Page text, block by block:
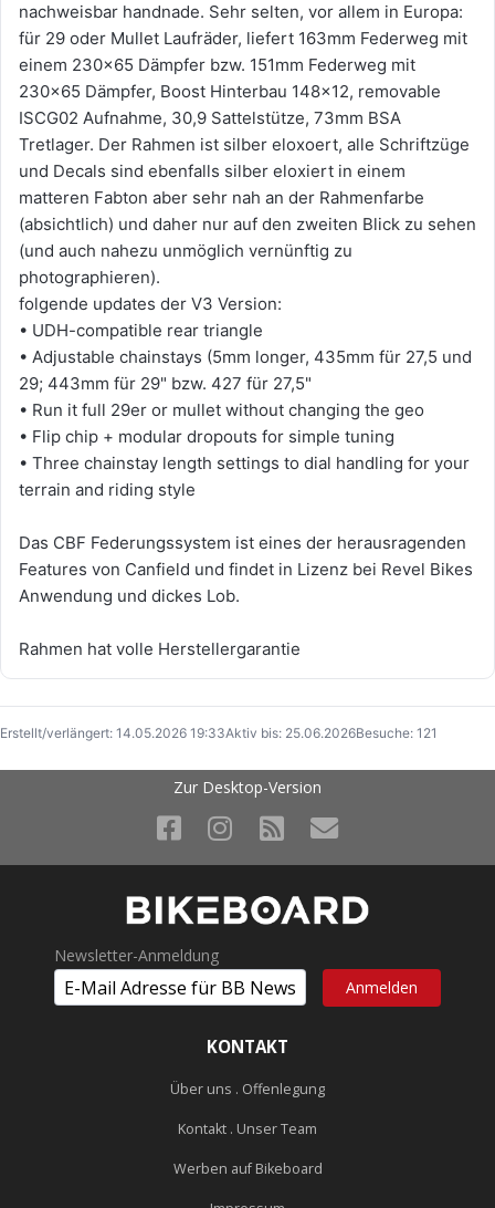
nachweisbar handnade. Sehr selten, vor allem in Europa:
für 29 oder Mullet Laufräder, liefert 163mm Federweg mit
einem 230x65 Dämpfer bzw. 151mm Federweg mit
230x65 Dämpfer, Boost Hinterbau 148x12, removable
ISCG02 Aufnahme, 30,9 Sattelstütze, 73mm BSA
Tretlager. Der Rahmen ist silber eloxoert, alle Schriftzüge
und Decals sind ebenfalls silber eloxiert in einem
matteren Fabton aber sehr nah an der Rahmenfarbe
(absichtlich) und daher nur auf den zweiten Blick zu sehen
(und auch nahezu unmöglich vernünftig zu
photographieren).
folgende updates der V3 Version:
• UDH-compatible rear triangle
• Adjustable chainstays (5mm longer, 435mm für 27,5 und
29; 443mm für 29" bzw. 427 für 27,5"
• Run it full 29er or mullet without changing the geo
• Flip chip + modular dropouts for simple tuning
• Three chainstay length settings to dial handling for your
terrain and riding style
Das CBF Federungssystem ist eines der herausragenden
Features von Canfield und findet in Lizenz bei Revel Bikes
Anwendung und dickes Lob.
Rahmen hat volle Herstellergarantie
Erstellt/verlängert: 14.05.2026 19:33Aktiv bis: 25.06.2026Besuche: 121
Zur Desktop-Version
Newsletter-Anmeldung
KONTAKT
Über uns . Offenlegung
Kontakt . Unser Team
Werben auf Bikeboard